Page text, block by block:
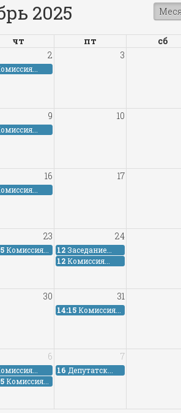
2025
чт пт сб
2 3
9 10
16 17
23 24
Комиссия... 12 Заседание...
12 Комиссия...
30 31
14:15 Комиссия...
6 7
16 Депутатск...
Комиссия...